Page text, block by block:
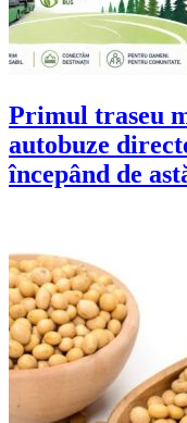
Primul traseu
autobuze
începând de